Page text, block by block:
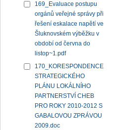
169_Evaluace postupu
orgánů veřejné správy při
řešení eskalace napětí ve
Šluknovském výběžku v
období od června do
listop~1.pdf
170_KORESPONDENCE
STRATEGICKÉHO
PLÁNU LOKÁLNÍHO
PARTNERSTVÍ CHEB
PRO ROKY 2010-2012 S
GABALOVOU ZPRÁVOU
2009.doc